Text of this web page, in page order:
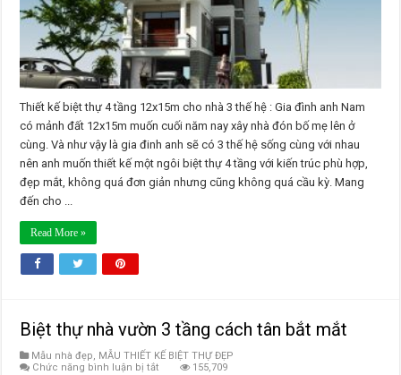
Thiết kế biệt thự 4 tầng 12x15m cho nhà 3 thế hệ : Gia đình anh Nam
có mảnh đất 12x15m muốn cuối năm nay xây nhà đón bố mẹ lên ở
cùng. Và như vậy là gia đinh anh sẽ có 3 thế hệ sống cùng với nhau
nên anh muốn thiết kế một ngôi biệt thự 4 tầng với kiến trúc phù hợp,
đẹp mắt, không quá đơn giản nhưng cũng không quá cầu kỳ. Mang
đến cho ...
Read More »
Biệt thự nhà vườn 3 tầng cách tân bắt mắt
Mẫu nhà đẹp, MẪU THIẾT KẾ BIỆT THỰ ĐẸP
Chức năng bình luận bị tắt
155,709